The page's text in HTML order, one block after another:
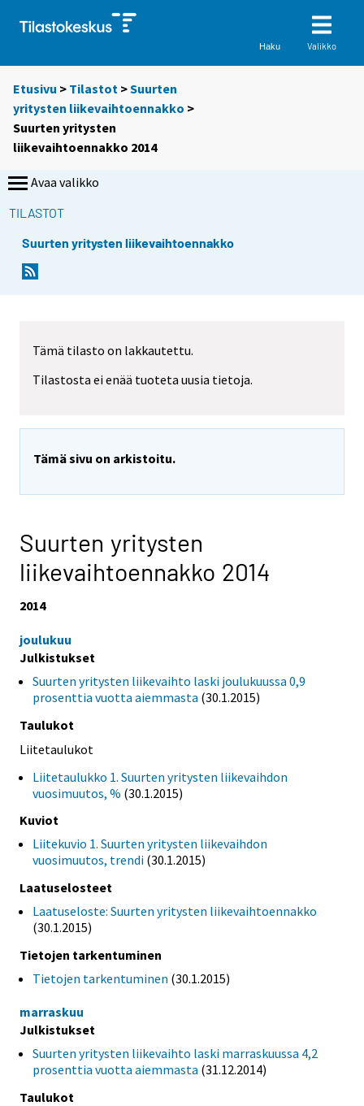
Haku Valikko
Etusivu > Tilastot >Suurten
yritysten liikevaihtoennakko >
Suurten yritysten
liikevaihtoennakko 2014
Avaa valikko
TILASTOT
Suurten yritysten liikevaihtoennakko
Tämä tilasto on lakkautettu.
Tilastosta ei enää tuoteta uusia tietoja.
Tämä sivu on arkistoitu.
Suurten yritysten
liikevaihtoennakko 2014
2014
joulukuu
Julkistukset
Suurten yritysten liikevaihto laski joulukuussa 0,9
prosenttia vuotta aiemmasta (30.1.2015)
Taulukot
Liitetaulukot
Liitetaulukko 1. Suurten yritysten liikevaihdon
vuosimuutos, % (30.1.2015)
Kuviot
Liitekuvio 1. Suurten yritysten liikevaihdon
vuosimuutos, trendi (30.1.2015)
Laatuselosteet
Laatuseloste: Suurten yritysten liikevaihtoennakko
(30.1.2015)
Tietojen tarkentuminen
Tietojen tarkentuminen (30.1.2015)
marraskuu
Julkistukset
Suurten yritysten liikevaihto laski marraskuussa 4,2
prosenttia vuotta aiemmasta (31.12.2014)
Taulukot